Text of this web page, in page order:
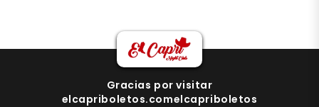
Gracias por visitar
elcapriboletos.comelcapriboletos